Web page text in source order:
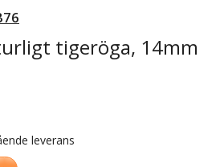
tigeröga, 14mm
leverans